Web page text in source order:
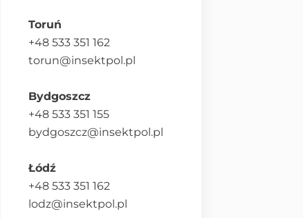
Toruń
+48 533 351 162
torun@insektpol.pl
Bydgoszcz
+48 533 351 155
bydgoszcz@insektpol.pl
Łódź
+48 533 351 162
lodz@insektpol.pl